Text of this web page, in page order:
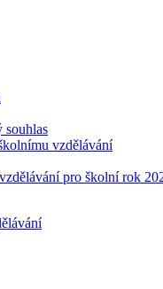
souhlas
vzdělávání
pro školní rok